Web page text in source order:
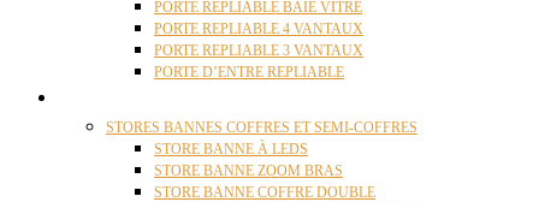
PORTE REPLIABLE BAIE VITRÉ
PORTE REPLIABLE 4 VANTAUX
PORTE REPLIABLE 3 VANTAUX
PORTE D’ENTRE REPLIABLE
STORES BANNES COFFRES ET SEMI-COFFRES
STORE BANNE À LEDS
STORE BANNE ZOOM BRAS
STORE BANNE COFFRE DOUBLE